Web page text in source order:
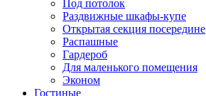
Под потолок
Раздвижные шкафы-купе
Открытая секция посередине
Распашные
Гардероб
Для маленького помещения
Эконом
Гостиные